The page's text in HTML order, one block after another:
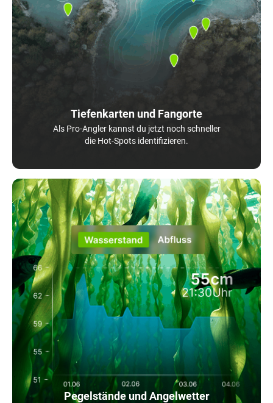
Tiefenkarten und Fangorte
Als Pro-Angler kannst du jetzt noch schneller
die Hot-Spots identifizieren.
Pegelstände und Angelwetter